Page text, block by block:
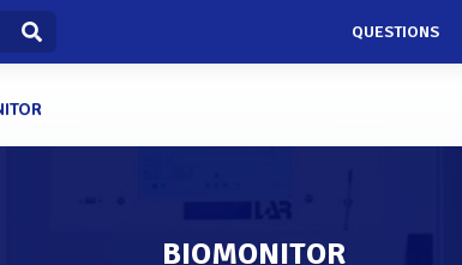
QUESTIONS
BIOMONITOR